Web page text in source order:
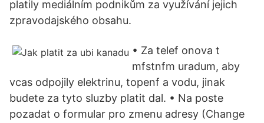
platily mediálním podnikům za využívání jejich
zpravodajského obsahu.
• Za telef onova t
mfstnfm uradum, aby
vcas odpojily elektrinu, topenf a vodu, jinak
budete za tyto sluzby platit dal. • Na poste
pozadat o formular pro zmenu adresy (Change